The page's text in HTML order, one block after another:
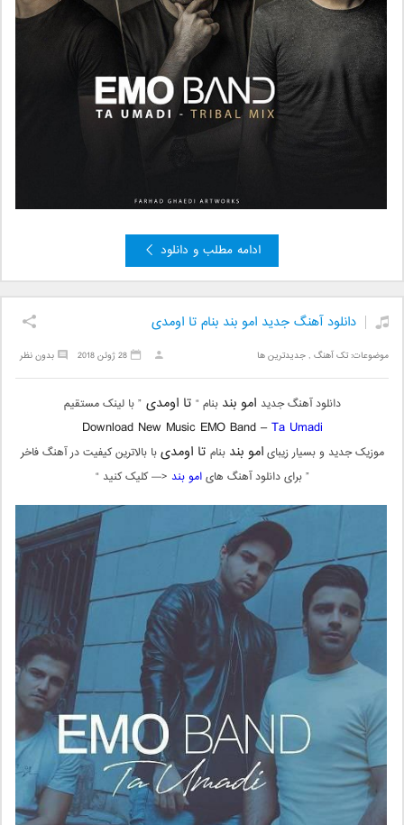
ادامه مطلب و دانلود
دانلود آهنگ جدید امو بند بنام تا اومدی
موضوعات:تک آهنگ ,جدیدترین ها بدون نظر 28 ژوئن 2018
دانلود آهنگ جدید امو بند بنام “ تا اومدی” با لینک مستقیم
Download New Music EMO Band –Ta Umadi
موزیک جدید و بسیار زیبایامو بند بنام تا اومدیبا بالاترین کیفیت در آهنگ فاخر
” برای دانلود آهنگ هایامو بند <— کلیک کنید “